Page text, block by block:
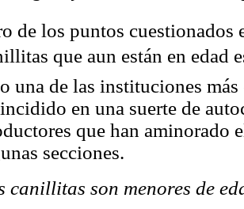
de los puntos cuestionados
que aun están en
una de las instituciones
en una suerte de
que han aminorado
secciones.
canillitas son menores de